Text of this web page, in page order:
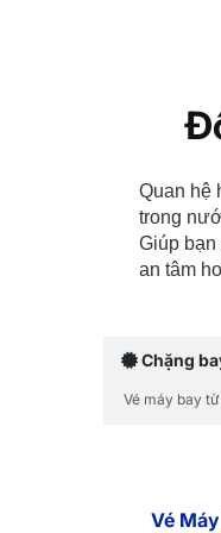
Quan hệ
trong
Giúp
an tâm
Chặng
Vé máy bay
Vé